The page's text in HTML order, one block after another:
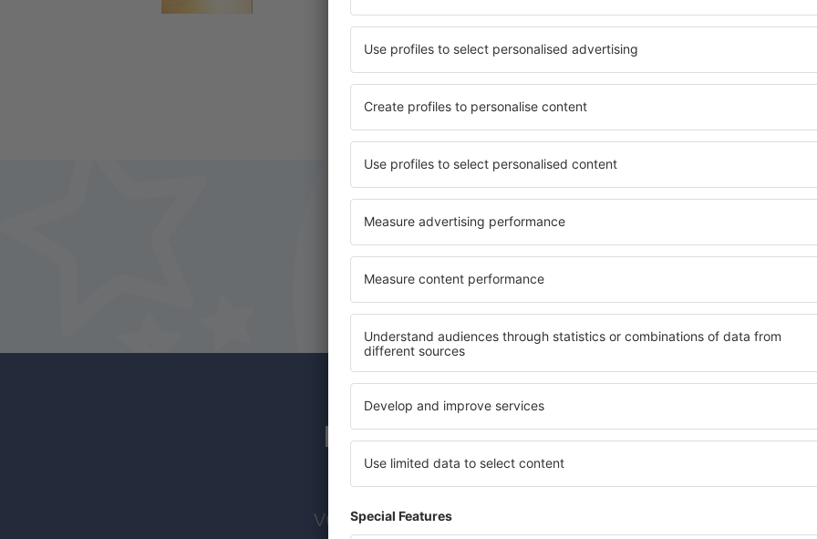
Ver más ofertas
Ahorra tiempo y dinero.
¡Reserva Vuelo+Hotel en
Los suscritos a la newsletter
por menos
Vuelos baratos, escapadas, vacaciones - consigue ofertas de